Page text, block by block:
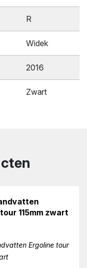
R
Widek
2016
Zwart
115mm zwart
Ergoline tour